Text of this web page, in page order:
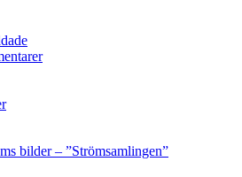
bilder – ”Strömsamlingen”